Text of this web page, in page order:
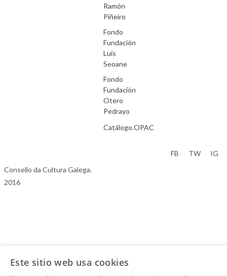
Ramón
Piñeiro
Fondo
Fundación
Luís
Seoane
Fondo
Fundación
Otero
Pedrayo
Catálogo.OPAC
Consello da Cultura Galega.
2016
FB TW IG
Este sitio web usa cookies